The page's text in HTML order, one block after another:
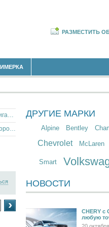
РАЗМЕСТИТЬ
Европейские автомобили с бензиновым двигателем в Белгородской области
Европейские автомобили с механической коробкой передач в Белгородской области
›
ДРУГИЕ МАРКИ
Alpine Bentley
Chevrolet McLaren
Smart
НОВОСТИ
CHERY c
любую